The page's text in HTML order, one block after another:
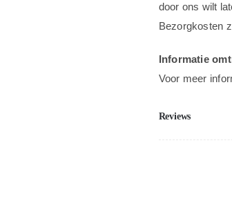
door ons wilt
Bezorgkosten
Informatie
Voor meer
Reviews